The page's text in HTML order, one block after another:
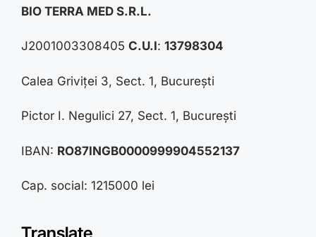
BIO TERRA MED S.R.L.
J2001003308405 C.U.I: 13798304
Calea Griviței 3, Sect. 1, București
Pictor I. Negulici 27, Sect. 1, București
IBAN: RO87INGB0000999904552137
Cap. social: 1215000 lei